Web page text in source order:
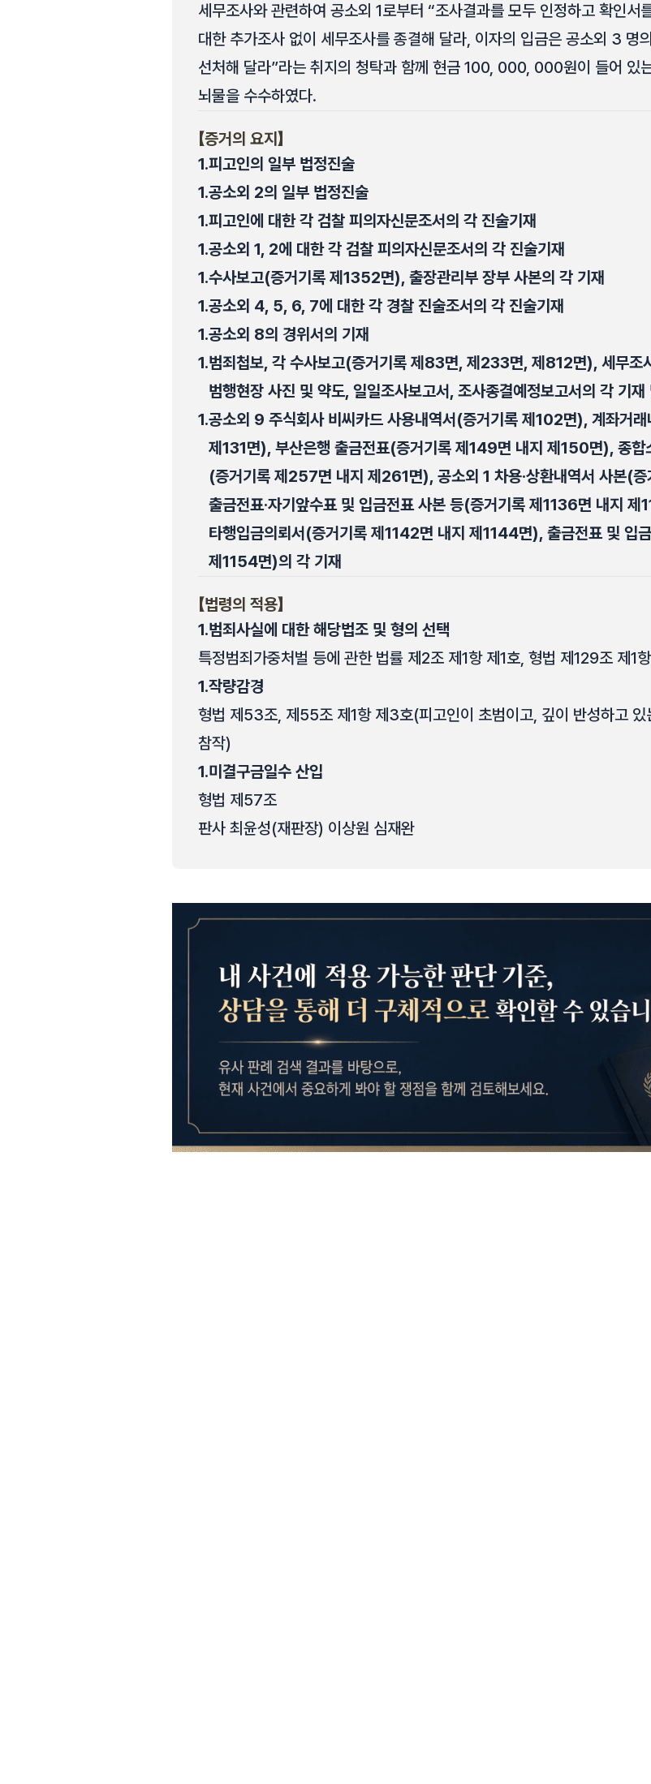
세무조사와 관련하여 공소외 1로부터 “조사결과를 모두 인정하고 확인서
대한 추가조사 없이 세무조사를 종결해 달라, 이자의 입금은 공소외 3 명
선처해 달라”라는 취지의 청탁과 함께 현금 100, 000, 000원이 들어 있
뇌물을 수수하였다.
【증거의 요지】
1.피고인의 일부 법정진술
1.공소외 2의 일부 법정진술
1.피고인에 대한 각 검찰 피의자신문조서의 각 진술기재
1.공소외 1, 2에 대한 각 검찰 피의자신문조서의 각 진술기재
1.수사보고(증거기록 제1352면), 출장관리부 장부 사본의 각 기재
1.공소외 4, 5, 6, 7에 대한 각 경찰 진술조서의 각 진술기재
1.공소외 8의 경위서의 기재
1.범죄첩보, 각 수사보고(증거기록 제83면, 제233면, 제812면), 세무조
범행현장 사진 및 약도, 일일조사보고서, 조사종결예정보고서의 각 기재
1.공소외 9 주식회사 비씨카드 사용내역서(증거기록 제102면), 계좌거
제131면), 부산은행 출금전표(증거기록 제149면 내지 제150면), 종합
(증거기록 제257면 내지 제261면), 공소외 1 차용·상환내역서 사본(
출금전표·자기앞수표 및 입금전표 사본 등(증거기록 제1136면 내지
타행입금의뢰서(증거기록 제1142면 내지 제1144면), 출금전표 및 입
제1154면)의 각 기재
【법령의 적용】
1.범죄사실에 대한 해당법조 및 형의 선택
특정범죄가중처벌 등에 관한 법률 제2조 제1항 제1호, 형법 제129조 제1
1.작량감경
형법 제53조, 제55조 제1항 제3호(피고인이 초범이고, 깊이 반성하고
참작)
1.미결구금일수 산입
형법 제57조
판사 최윤성(재판장) 이상원 심재완